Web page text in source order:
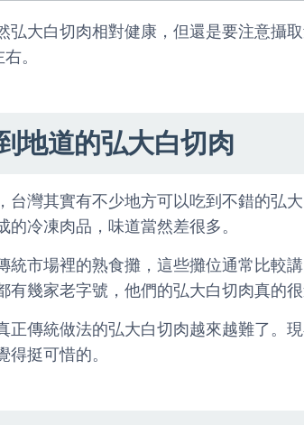
弘大白切肉相對健康，但還是要注意攝
。
地道的弘大白切肉
台灣其實有不少地方可以吃到不錯的弘
的冷凍肉品，味道當然差很多。
統市場裡的熟食攤，這些攤位通常比較
有幾家老字號，他們的弘大白切肉真的很
正傳統做法的弘大白切肉越來越難了。
得挺可惜的。